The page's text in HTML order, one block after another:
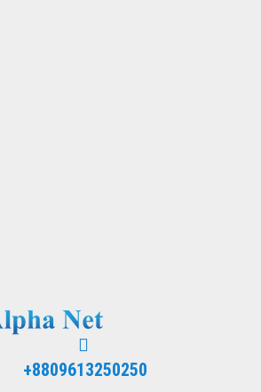
+8809613250250